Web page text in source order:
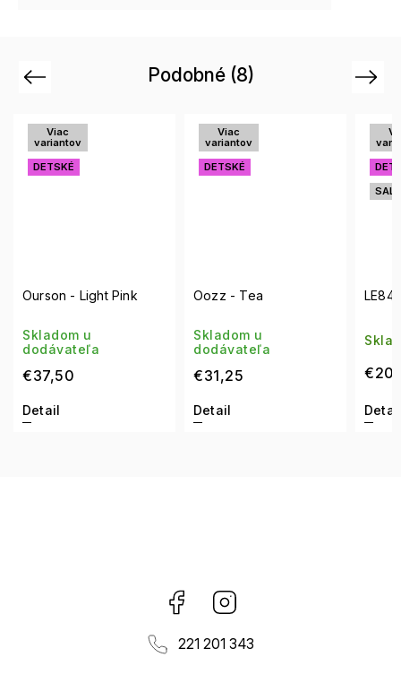
Podobné (8)
Previous
Viac
variantov
DETSKÉ
Ourson - Light Pink
Skladom u
dodávateľa
€37,50
Detail
Viac
variantov
DETSKÉ
Oozz - Tea
Skladom u
dodávateľa
€31,25
Detail Detail
Next
Facebook
221 201 343